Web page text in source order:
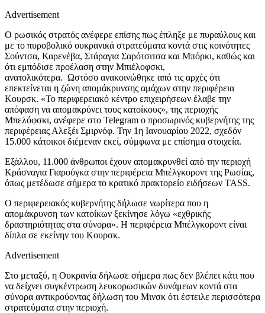
Advertisement
Ο ρωσικός στρατός ανέφερε επίσης πως έπληξε με πυραύλους και
με το πυροβολικό ουκρανικά στρατεύματα κοντά στις κοινότητες
Σούντσα, Καρενέβα, Στάραγια Σαρότσιτσα και Μπόρκι, καθώς και
ότι εμπόδισε προέλαση στην Μπιέλοφσκι,
ανατολικότερα. Ωστόσο ανακοινώθηκε από τις αρχές ότι
επεκτείνεται η ζώνη απομάκρυνσης αμάχων στην περιφέρεια
Κουρσκ. «Το περιφερειακό κέντρο επιχειρήσεων έλαβε την
απόφαση να απομακρύνει τους κατοίκους», της περιοχής
Μπελόφσκι, ανέφερε στο Telegram ο προσωρινός κυβερνήτης της
περιφέρειας Αλεξέι Σμιρνόφ. Την 1η Ιανουαρίου 2022, σχεδόν
15.000 κάτοικοι διέμεναν εκεί, σύμφωνα με επίσημα στοιχεία.
Εξάλλου, 11.000 άνθρωποι έχουν απομακρυνθεί από την περιοχή
Κράσναγια Γιαρούγκα στην περιφέρεια Μπέλγκοροντ της Ρωσίας,
όπως μετέδωσε σήμερα το κρατικό πρακτορείο ειδήσεων TASS.
Ο περιφερειακός κυβερνήτης δήλωσε νωρίτερα που η
απομάκρυνση των κατοίκων ξεκίνησε λόγω «εχθρικής
δραστηριότητας στα σύνορα». Η περιφέρεια Μπέλγκοροντ είναι
δίπλα σε εκείνην του Κουρσκ.
Advertisement
Στο μεταξύ, η Ουκρανία δήλωσε σήμερα πως δεν βλέπει κάτι που
να δείχνει συγκέντρωση λευκορωσικών δυνάμεων κοντά στα
σύνορα αντικρούοντας δήλωση του Μινσκ ότι έστειλε περισσότερα
στρατεύματα στην περιοχή.